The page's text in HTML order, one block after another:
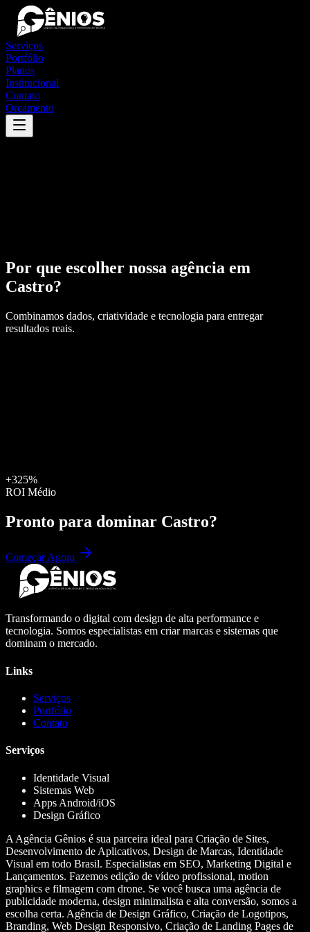
Serviços
Portfólio
Planos
Institucional
Contato
Orçamento
Por que escolher nossa agência em
Castro?
Combinamos dados, criatividade e tecnologia para entregar
resultados reais.
+325%
ROI Médio
Pronto para dominar Castro?
Começar Agora
Transformando o digital com design de alta performance e
tecnologia. Somos especialistas em criar marcas e sistemas que
dominam o mercado.
Links
Serviços
Portfólio
Contato
Serviços
Identidade Visual
Sistemas Web
Apps Android/iOS
Design Gráfico
A Agência Gênios é sua parceira ideal para Criação de Sites,
Desenvolvimento de Aplicativos, Design de Marcas, Identidade
Visual em todo Brasil. Especialistas em SEO, Marketing Digital e
Lançamentos. Fazemos edição de vídeo profissional, motion
graphics e filmagem com drone. Se você busca uma agência de
publicidade moderna, design minimalista e alta conversão, somos a
escolha certa. Agência de Design Gráfico, Criação de Logotipos,
Branding, Web Design Responsivo, Criação de Landing Pages de